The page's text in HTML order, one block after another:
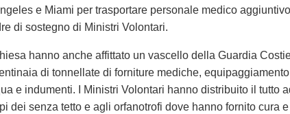
e Miami per trasportare personale medico
di sostegno di Ministri Volontari.
hanno anche affittato un vascello della Guardia
di tonnellate di forniture mediche,
e indumenti. I Ministri Volontari hanno distribuito il tutto
dei senza tetto e agli orfanotrofi dove hanno fornito cura